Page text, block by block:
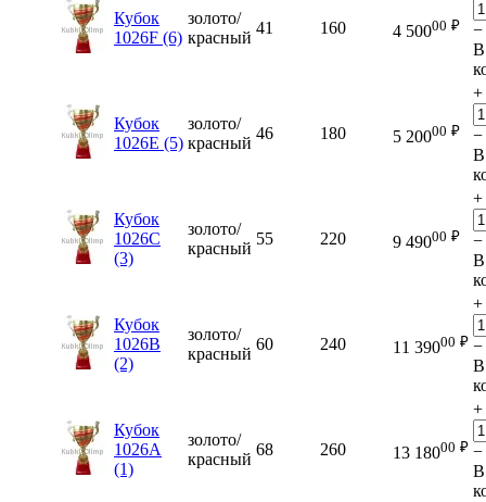
Кубок
1026F (6)
золото/
красный
41 160 4 50000 ₽
−
В
Кубок
1026E (5)
золото/
красный
46 180 5 20000 ₽
+
−
В
Кубок
1026C
(3)
золото/
красный
55 220 9 49000 ₽
+
−
В
Кубок
1026B
(2)
золото/
красный
60 240 11 39000 ₽
+
−
В
Кубок
1026A
(1)
золото/
красный
68 260 13 18000 ₽
+
−
В